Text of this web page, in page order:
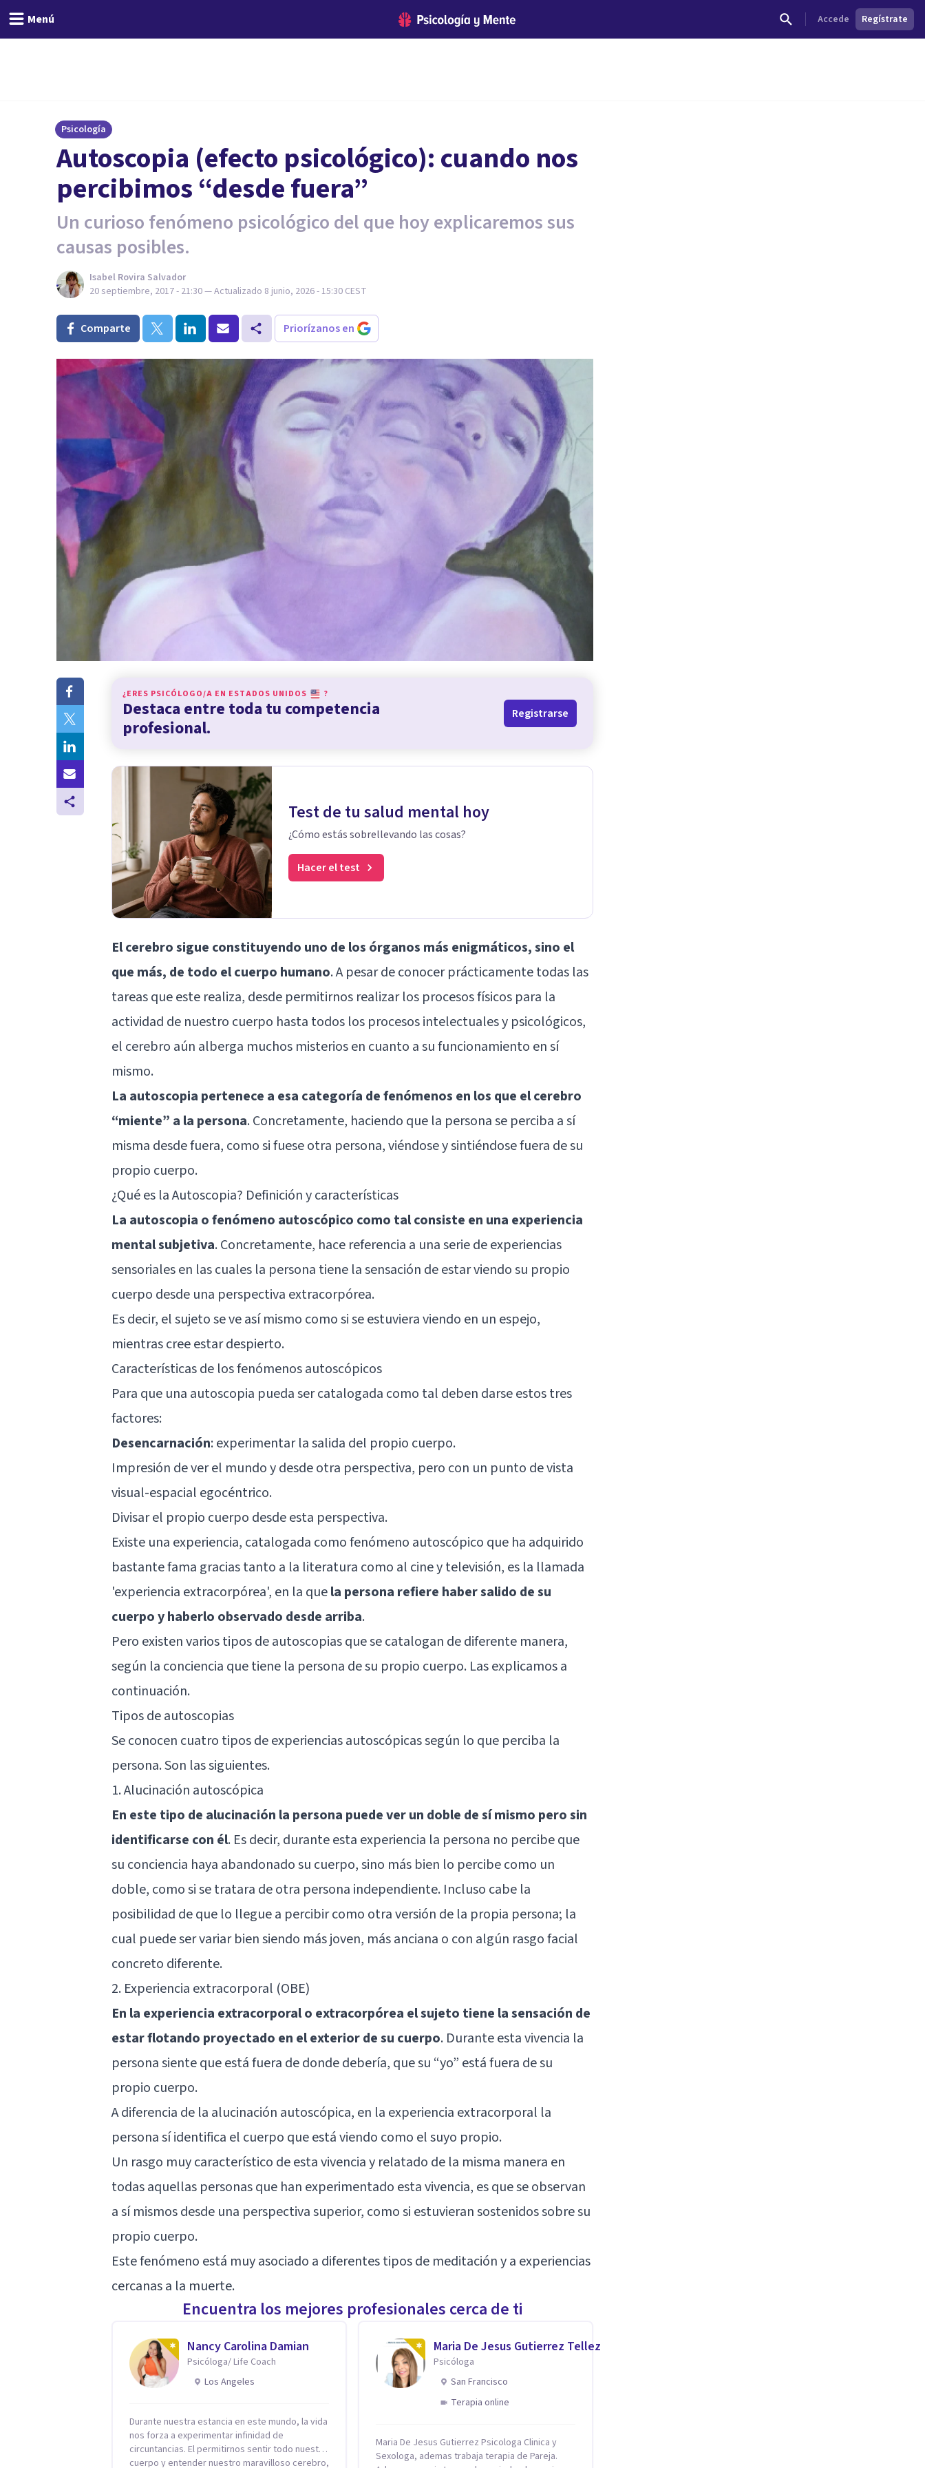
Menú Accede Regístrate
Psicología
Autoscopia (efecto psicológico): cuando nos
percibimos “desde fuera”
Un curioso fenómeno psicológico del que hoy explicaremos sus
causas posibles.
Isabel Rovira Salvador
20 septiembre, 2017 - 21:30— Actualizado 8 junio, 2026 - 15:30 CEST
Comparte Priorízanos en
¿ERES PSICÓLOGO/A EN ESTADOS UNIDOS ?
Destaca entre toda tu competencia
profesional.
Registrarse
Test de tu salud mental hoy
¿Cómo estás sobrellevando las cosas?
Hacer el test
El cerebro sigue constituyendo uno de los órganos más enigmáticos, sino el
que más, de todo el cuerpo humano. A pesar de conocer prácticamente todas las
tareas que este realiza, desde permitirnos realizar los procesos físicos para la
actividad de nuestro cuerpo hasta todos los procesos intelectuales y psicológicos,
el cerebro aún alberga muchos misterios en cuanto a su funcionamiento en sí
mismo.
La autoscopia pertenece a esa categoría de fenómenos en los que el cerebro
“miente” a la persona. Concretamente, haciendo que la persona se perciba a sí
misma desde fuera, como si fuese otra persona, viéndose y sintiéndose fuera de su
propio cuerpo.
¿Qué es la Autoscopia? Definición y características
La autoscopia o fenómeno autoscópico como tal consiste en una experiencia
mental subjetiva. Concretamente, hace referencia a una serie de experiencias
sensoriales en las cuales la persona tiene la sensación de estar viendo su propio
cuerpo desde una perspectiva extracorpórea.
Es decir, el sujeto se ve así mismo como si se estuviera viendo en un espejo,
mientras cree estar despierto.
Características de los fenómenos autoscópicos
Para que una autoscopia pueda ser catalogada como tal deben darse estos tres
factores:
Desencarnación: experimentar la salida del propio cuerpo.
Impresión de ver el mundo y desde otra perspectiva, pero con un punto de vista
visual-espacial egocéntrico.
Divisar el propio cuerpo desde esta perspectiva.
Existe una experiencia, catalogada como fenómeno autoscópico que ha adquirido
bastante fama gracias tanto a la literatura como al cine y televisión, es la llamada
'experiencia extracorpórea', en la quela persona refiere haber salido de su
cuerpo y haberlo observado desde arriba.
Pero existen varios tipos de autoscopias que se catalogan de diferente manera,
según la conciencia que tiene la persona de su propio cuerpo. Las explicamos a
continuación.
Tipos de autoscopias
Se conocen cuatro tipos de experiencias autoscópicas según lo que perciba la
persona. Son las siguientes.
1. Alucinación autoscópica
En este tipo de alucinación la persona puede ver un doble de sí mismo pero sin
identificarse con él. Es decir, durante esta experiencia la persona no percibe que
su conciencia haya abandonado su cuerpo, sino más bien lo percibe como un
doble, como si se tratara de otra persona independiente. Incluso cabe la
posibilidad de que lo llegue a percibir como otra versión de la propia persona; la
cual puede ser variar bien siendo más joven, más anciana o con algún rasgo facial
concreto diferente.
2. Experiencia extracorporal (OBE)
En la experiencia extracorporal o extracorpórea el sujeto tiene la sensación de
estar flotando proyectado en el exterior de su cuerpo. Durante esta vivencia la
persona siente que está fuera de donde debería, que su “yo” está fuera de su
propio cuerpo.
A diferencia de la alucinación autoscópica, en la experiencia extracorporal la
persona sí identifica el cuerpo que está viendo como el suyo propio.
Un rasgo muy característico de esta vivencia y relatado de la misma manera en
todas aquellas personas que han experimentado esta vivencia, es que se observan
a sí mismos desde una perspectiva superior, como si estuvieran sostenidos sobre su
propio cuerpo.
Este fenómeno está muy asociado a diferentes tipos de meditación y a experiencias
cercanas a la muerte.
Encuentra los mejores profesionales cerca de ti
Nancy Carolina Damian
Psicóloga/ Life Coach
Los Angeles
Durante nuestra estancia en este mundo, la vida
nos forza a experimentar infinidad de
circuntancias. El permitirnos sentir todo nuestro
cuerpo y entender nuestro maravilloso cerebro,
Maria De Jesus Gutierrez Tellez
Psicóloga
San Francisco
Terapia online
Maria De Jesus Gutierrez Psicologa Clinica y
Sexologa, ademas trabaja terapia de Pareja.